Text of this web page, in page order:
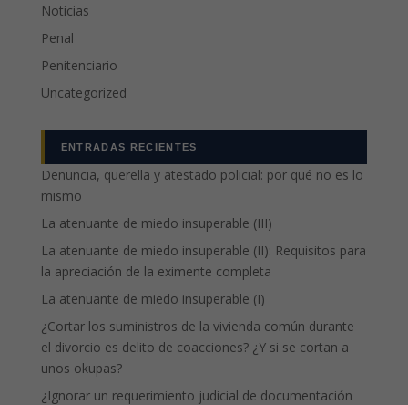
Noticias
Penal
Penitenciario
Uncategorized
ENTRADAS RECIENTES
Denuncia, querella y atestado policial: por qué no es lo
mismo
La atenuante de miedo insuperable (III)
La atenuante de miedo insuperable (II): Requisitos para
la apreciación de la eximente completa
La atenuante de miedo insuperable (I)
¿Cortar los suministros de la vivienda común durante
el divorcio es delito de coacciones? ¿Y si se cortan a
unos okupas?
¿Ignorar un requerimiento judicial de documentación